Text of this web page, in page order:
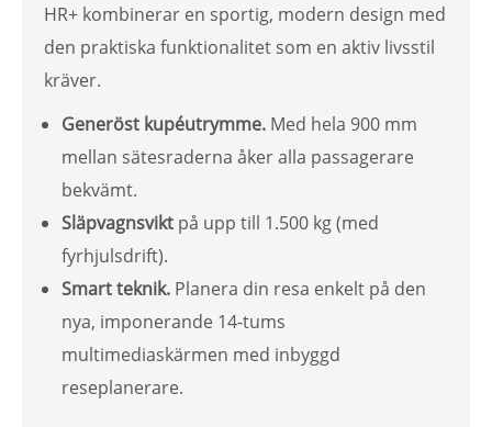
HR+ kombinerar en sportig, modern design med
den praktiska funktionalitet som en aktiv livsstil
kräver.
Generöst kupéutrymme. Med hela 900 mm
mellan sätesraderna åker alla passagerare
bekvämt.
Släpvagnsvikt på upp till 1.500 kg (med
fyrhjulsdrift).
Smart teknik. Planera din resa enkelt på den
nya, imponerande 14-tums
multimediaskärmen med inbyggd
reseplanerare.